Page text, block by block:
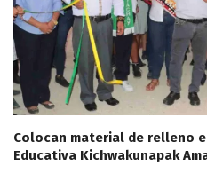
Colocan material de relleno
Educativa Kichwakunapak